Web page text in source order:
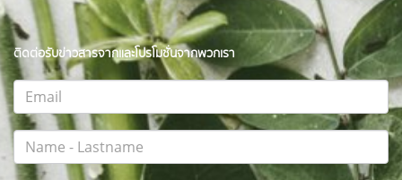
ติดต่อรับข่าวสารจากและโปรโมชั่นจากพวกเรา